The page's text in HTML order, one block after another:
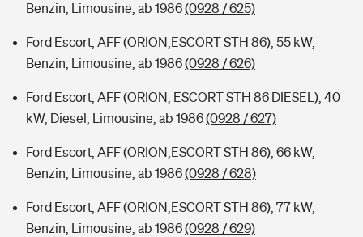
Benzin, Limousine, ab 1986(0928 / 625)
Ford Escort, AFF (ORION,ESCORT STH 86), 55 kW,
Benzin, Limousine, ab 1986(0928 / 626)
Ford Escort, AFF (ORION, ESCORT STH 86 DIESEL), 40
kW, Diesel, Limousine, ab 1986(0928 / 627)
Ford Escort, AFF (ORION,ESCORT STH 86), 66 kW,
Benzin, Limousine, ab 1986(0928 / 628)
Ford Escort, AFF (ORION,ESCORT STH 86), 77 kW,
Benzin, Limousine, ab 1986(0928 / 629)